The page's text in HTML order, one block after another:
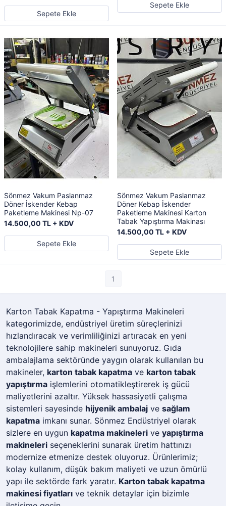
Sepete Ekle
Sepete Ekle
Sönmez Vakum Paslanmaz
Döner İskender Kebap
Paketleme Makinesi Np-07
14.500,00 TL + KDV
Sepete Ekle
Sönmez Vakum Paslanmaz
Döner Kebap İskender
Paketleme Makinesi Karton
Tabak Yapıştırma Makinası
14.500,00 TL + KDV
Sepete Ekle
1
Karton Tabak Kapatma - Yapıştırma Makineleri
kategorimizde, endüstriyel üretim süreçlerinizi
hızlandıracak ve verimliliğinizi artıracak en yeni
teknolojilere sahip makineleri sunuyoruz. Gıda
ambalajlama sektöründe yaygın olarak kullanılan bu
makineler, karton tabak kapatma ve karton tabak
yapıştırma işlemlerini otomatikleştirerek iş gücü
maliyetlerini azaltır. Yüksek hassasiyetli çalışma
sistemleri sayesinde hijyenik ambalaj ve sağlam
kapatma imkanı sunar. Sönmez Endüstriyel olarak
sizlere en uygun kapatma makineleri ve yapıştırma
makineleri seçeneklerini sunarak üretim hattınızı
modernize etmenize destek oluyoruz. Ürünlerimiz;
kolay kullanım, düşük bakım maliyeti ve uzun ömürlü
yapı ile sektörde fark yaratır. Karton tabak kapatma
makinesi fiyatları ve teknik detaylar için bizimle